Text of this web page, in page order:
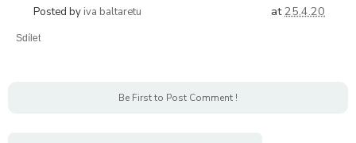
Posted by iva baltaretu at25.4.20
Sdílet
Be First to Post Comment !